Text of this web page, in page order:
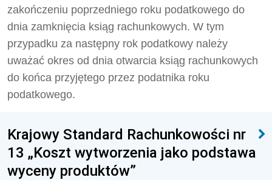
zakończeniu poprzedniego roku podatkowego do
dnia zamknięcia ksiąg rachunkowych. W tym
przypadku za następny rok podatkowy należy
uważać okres od dnia otwarcia ksiąg rachunkowych
do końca przyjętego przez podatnika roku
podatkowego.
Krajowy Standard Rachunkowości nr
13 „Koszt wytworzenia jako podstawa
wyceny produktów”